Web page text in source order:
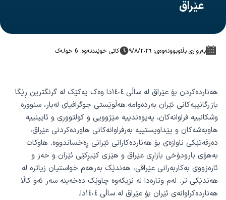
عێراق
بەرواری بڵاوبوونەوەی: ٩/٨/٢٠٢٦ کاتی خوێندنەوە: 6 خولەک
هەناردەکردن بۆ عێراق لە ساڵی ١٤٠٤دا وەک یەکێک لە گرنگترین ڕێگا
بازرگانییەکانی ئێران بەردەوامە.هەڵوێستی جوگرافیای لەبار، سنوورە
وشکانییە فراوانەکان، پەیوەندییە مێژوویی و کولتووری و ئایینییە
هاوبەشەکان و پێداویستییە بەرفراوانەکانی هاوردەکردنی عێراق،
دەرفەتێکی ناوازەی بۆ هەناردەکارانی ئێرانی ڕەخساندووە. هاوکات
بەهۆی بارودۆخی بازاڕی عێراق و هێزی کێبڕکێی ئێران و حەز و
ئارەزووی بەکاربەرانی عێراقی، هەندێک بەرهەم خواستیان زیاترە لە
هەندێکی تر. لەم وتارەدا لە نزیکەوە چاوێک دەخەینە سەر ئەو کاڵا
هەناردەکراوانەی ئێران بۆ عێراق لە ساڵی ١٤٠٤دا.